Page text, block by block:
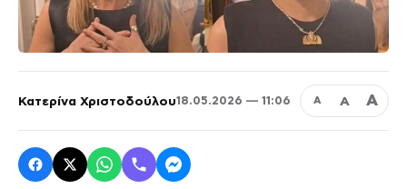
Κατερίνα Χριστοδούλου18.05.2026 — 11:06 Α Α Α